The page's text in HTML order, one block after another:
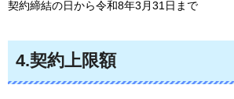
契約締結の日から令和8年3月31日まで
4.契約上限額